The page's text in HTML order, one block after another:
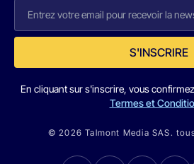
S'INSCRIRE
En cliquant sur s'inscrire, vous
Termes et
© 2026 Talmont Media SAS.